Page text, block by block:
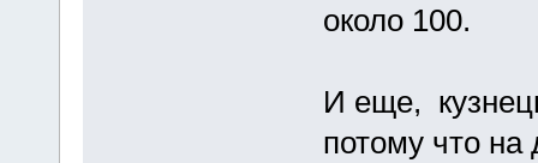
около 100.
И еще,
потому что на